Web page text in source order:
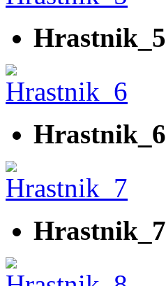
Hrastnik_5
Hrastnik_6
Hrastnik_7